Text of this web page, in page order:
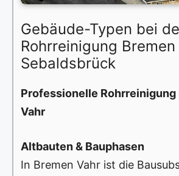
Gebäude-Typen bei
Rohrreinigung Bremen
Sebaldsbrück
Professionelle Rohrreinigung
Vahr
Altbauten & Bauphasen
In Bremen Vahr ist die